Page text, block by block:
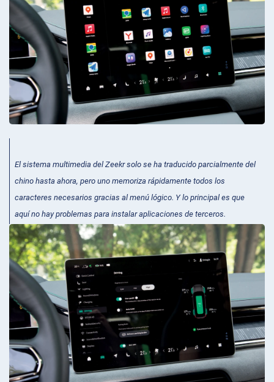
El sistema multimedia del Zeekr solo se ha traducido parcialmente del
chino hasta ahora, pero uno memoriza rápidamente todos los
caracteres necesarios gracias al menú lógico. Y lo principal es que
aquí no hay problemas para instalar aplicaciones de terceros.